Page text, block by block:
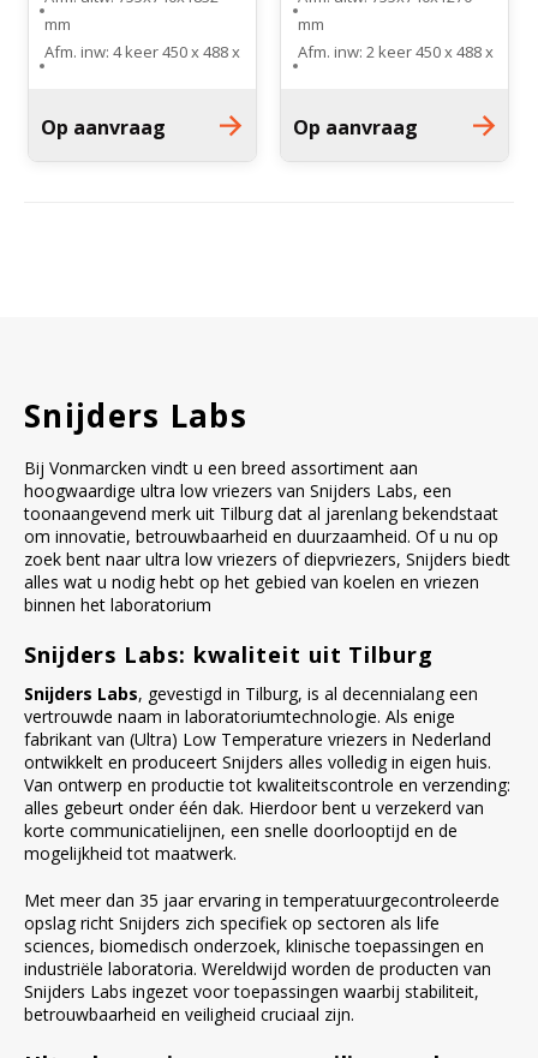
mm
Afm. inw: 4 keer 450 x 488 x
Koelsysteem: 1
compressor systeem
Op aanvraag
mm
Afm. inw: 2 keer 450 x 488 x
Koelsysteem: 1
compressor systeem
Op aanvraag
Snijders Labs
Bij Vonmarcken vindt u een breed assortiment aan
hoogwaardige ultra low vriezers van Snijders Labs, een
toonaangevend merk uit Tilburg dat al jarenlang bekendstaat
om innovatie, betrouwbaarheid en duurzaamheid. Of u nu op
zoek bent naar ultra low vriezers of diepvriezers, Snijders biedt
alles wat u nodig hebt op het gebied van koelen en vriezen
binnen het laboratorium
Snijders Labs: kwaliteit uit Tilburg
Snijders Labs, gevestigd in Tilburg, is al decennialang een
vertrouwde naam in laboratoriumtechnologie. Als enige
fabrikant van (Ultra) Low Temperature vriezers in Nederland
ontwikkelt en produceert Snijders alles volledig in eigen huis.
Van ontwerp en productie tot kwaliteitscontrole en verzending:
alles gebeurt onder één dak. Hierdoor bent u verzekerd van
korte communicatielijnen, een snelle doorlooptijd en de
mogelijkheid tot maatwerk.
Met meer dan 35 jaar ervaring in temperatuurgecontroleerde
opslag richt Snijders zich specifiek op sectoren als life
sciences, biomedisch onderzoek, klinische toepassingen en
industriële laboratoria. Wereldwijd worden de producten van
Snijders Labs ingezet voor toepassingen waarbij stabiliteit,
betrouwbaarheid en veiligheid cruciaal zijn.